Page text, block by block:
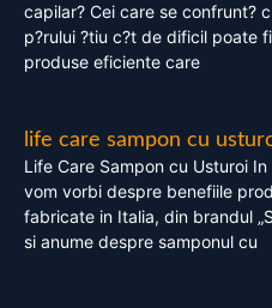
capilar? Cei care se confrunt?
p?rului ?tiu c?t de dificil poate
produse eficiente care
life care sampon cu
Life Care Sampon cu Usturoi
vom vorbi despre benefiile
fabricate in Italia, din brandul
si anume despre samponul cu